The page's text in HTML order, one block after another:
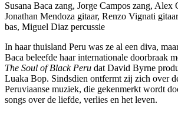
Susana Baca zang, Jorge Campos zang, Alex
Jonathan Mendoza gitaar, Renzo Vignati
bas, Miguel Diaz percussie
In haar thuisland Peru was ze al een diva,
Baca beleefde haar internationale doorbraak
The Soul of Black Peru dat David Byrne
Luaka Bop. Sindsdien ontfermt zij zich over
Peruviaanse muziek, die gekenmerkt wordt
songs over de liefde, verlies en het leven.